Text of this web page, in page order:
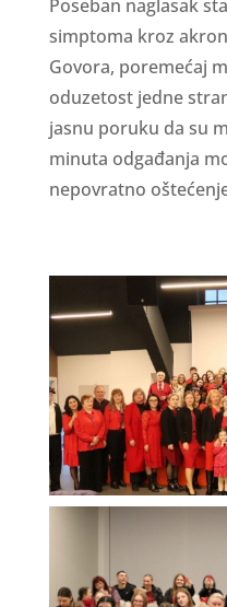
Poseban naglasak
simptoma kroz
Govora, poremećaj
oduzetost jedne
jasnu poruku da su
minuta odgađanja
nepovratno